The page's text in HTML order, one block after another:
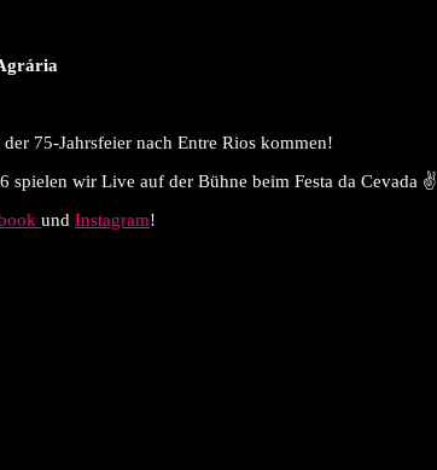
75-Jahrsfeier nach Entre Rios kommen!
spielen wir Live auf der Bühne beim Festa da Cevada ✌️
und Instagram!